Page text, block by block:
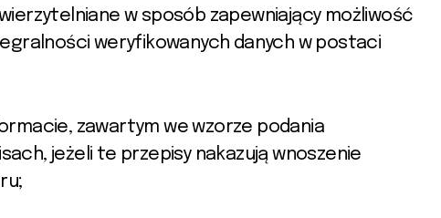
w sposób zapewniający możliwość
weryfikowanych danych w postaci
zawartym we wzorze podania
jeżeli te przepisy nakazują wnoszenie